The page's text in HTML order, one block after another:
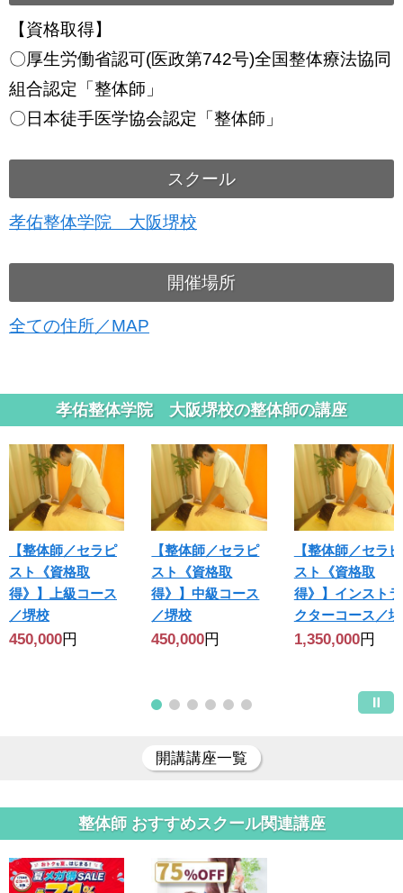
【資格取得】
〇厚生労働省認可(医政第742号)全国整体療法協同
組合認定「整体師」
〇日本徒手医学協会認定「整体師」
スクール
孝佑整体学院 大阪堺校
開催場所
全ての住所／MAP
孝佑整体学院 大阪堺校の整体師の講座
【整体師／セラピ
スト《資格取
得》】上級コース
／堺校
450,000円
【整体師／セラピ
スト《資格取
得》】中級コース
／堺校
450,000円
【整体師／セラピ
スト《資格取
得》】インストラ
クターコース／堺
1,350,000円
開講講座一覧
整体師 おすすめスクール関連講座